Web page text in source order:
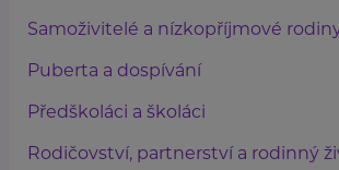
Samoživitelé a nízkopříjmové
Puberta a dospívání
Předškoláci a školáci
Rodičovství, partnerství a rodinný